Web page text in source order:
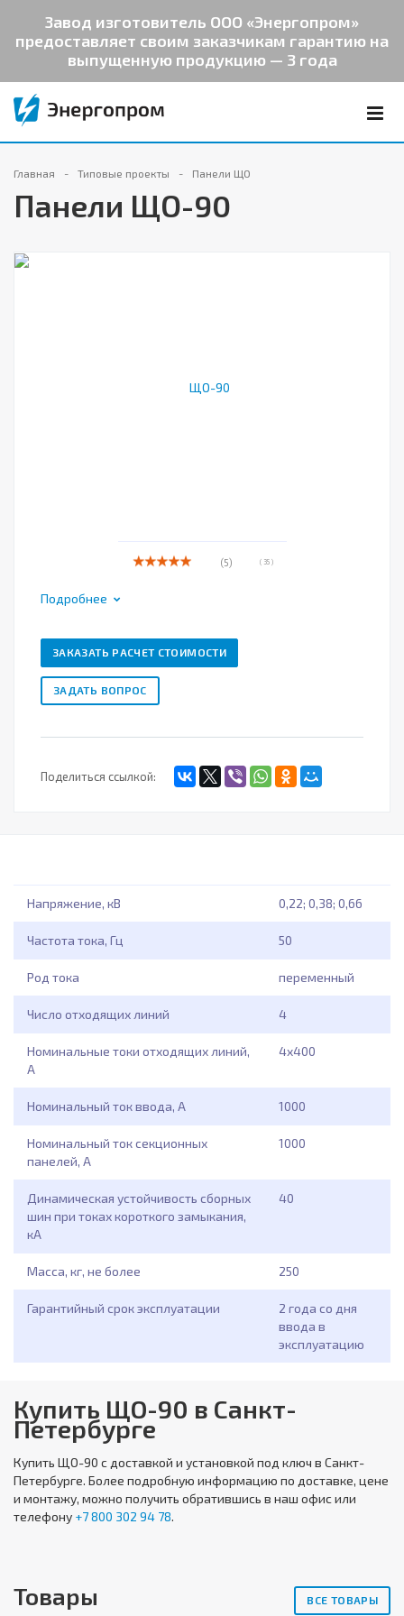
Завод изготовитель ООО «Энергопром»
предоставляет своим заказчикам гарантию на
выпущенную продукцию — 3 года
Главная Типовые проекты Панели ЩО
Панели ЩО-90
(5) ( 35 )
Подробнее
ЗАКАЗАТЬ РАСЧЕТ СТОИМОСТИ
ЗАДАТЬ ВОПРОС
Поделиться ссылкой:
Напряжение, кВ 0,22; 0,38; 0,66
Частота тока, Гц 50
Род тока переменный
Число отходящих линий 4
Номинальные токи отходящих линий,
А
4x400
Номинальный ток ввода, А 1000
Номинальный ток секционных
панелей, А
1000
Динамическая устойчивость сборных
шин при токах короткого замыкания,
кА
40
Масса, кг, не более 250
Гарантийный срок эксплуатации
2 года со дня
ввода в
эксплуатацию
Купить ЩО-90 в Санкт-
Петербурге
Купить ЩО-90 с доставкой и установкой под ключ в Санкт-
Петербурге. Более подробную информацию по доставке, цене
и монтажу, можно получить обратившись в наш офис или
телефону +7 800 302 94 78.
Товары ВСЕ ТОВАРЫ